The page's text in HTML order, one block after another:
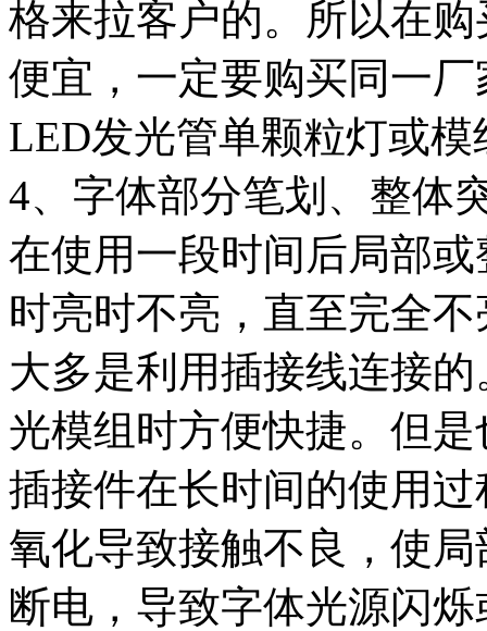
格来拉客户的。所以在
便宜，一定要购买同一
LED发光管单颗粒灯或
4、字体部分笔划、整体
在使用一段时间后局部
时亮时不亮，直至完全
大多是利用插接线连接
光模组时方便快捷。但
插接件在长时间的使用
氧化导致接触不良，使
断电，导致字体光源闪